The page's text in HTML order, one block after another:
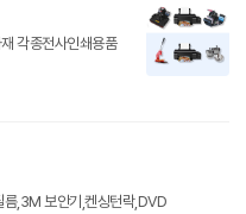
각종전사인쇄용품
름,3M 보안기,켄싱턴락,DVD